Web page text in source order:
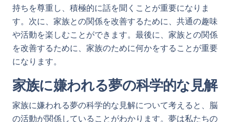
持ちを尊重し、積極的に話を聞くことが重要になりま
す。次に、家族との関係を改善するために、共通の趣味
や活動を楽しむことができます。最後に、家族との関係
を改善するために、家族のために何かをすることが重要
になります。
家族に嫌われる夢の科学的な見解
家族に嫌われる夢の科学的な見解について考えると、脳
の活動が関係していることがわかります。夢は私たちの